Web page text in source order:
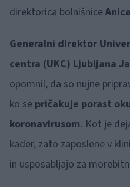
direktorica bolnišnice
Generalni direktor
centra (UKC) Ljubljana
opomnil, da so nujne
ko se pričakuje porast
koronavirusom. Kot je
kader, zato zaposlene v
in usposabljajo za